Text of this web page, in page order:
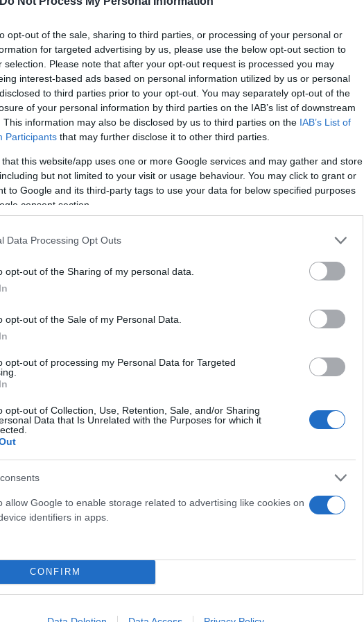
opt-out of the sale, sharing to third parties, or processing of your personal or
for targeted advertising by us, please use the below opt-out section to
selection. Please note that after your opt-out request is processed you may
interest-based ads based on personal information utilized by us or personal
to third parties prior to your opt-out. You may separately opt-out of the
of your personal information by third parties on the IAB’s list of downstream
This information may also be disclosed by us to third parties on the IAB’s List of
Participants that may further disclose it to other third parties.
that this website/app uses one or more Google services and may gather and store
but not limited to your visit or usage behaviour. You may click to grant or
to Google and its third-party tags to use your data for below specified purposes
consent section.
Data Processing Opt Outs
opt-out of the Sharing of my personal data.
opt-out of the Sale of my Personal Data.
opt-out of processing my Personal Data for Targeted
opt-out of Collection, Use, Retention, Sale, and/or Sharing
Data that Is Unrelated with the Purposes for which it
allow Google to enable storage related to advertising like cookies on
identifiers in apps.
CONFIRM
κυβερνοεπίθεσης, το οποίο διαχειριστήκαμε
προληπτική διακοπή λειτουργίας ορισμένων
των συστημάτων με γνώμονα πάντοτε την απόλυτη
δεδομένων και η διερεύνηση συνεχίζεται. Θα ακολουθήσει
Flash.grστην αναζήτηση τηςGoogle
ο κορυφαίος επιχειρηματικός κίνδυνος,